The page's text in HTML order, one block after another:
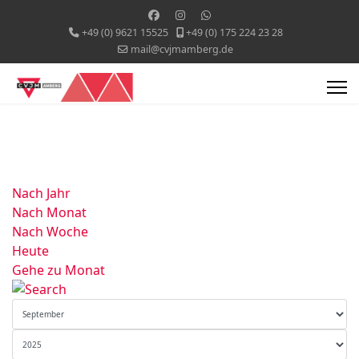
+49 (0) 9621 15525
+49 (0) 175 224 23 28
mail@cvjmamberg.de
Nach Jahr
Nach Monat
Nach Woche
Heute
Gehe zu Monat